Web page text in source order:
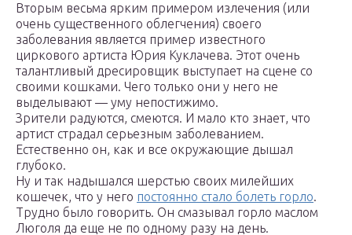
Вторым весьма ярким примером излечения (или
очень существенного облегчения) своего
заболевания является пример известного
циркового артиста Юрия Куклачева. Этот очень
талантливый дресировщик выступает на сцене со
своими кошками. Чего только они у него не
выделывают — уму непостижимо.
Зрители радуются, смеются. И мало кто знает, что
артист страдал серьезным заболеванием.
Естественно он, как и все окружающие дышал
глубоко.
Ну и так надышался шерстью своих милейших
кошечек, что у него постоянно стало болеть горло.
Трудно было говорить. Он смазывал горло маслом
Люголя да еще не по одному разу на день.